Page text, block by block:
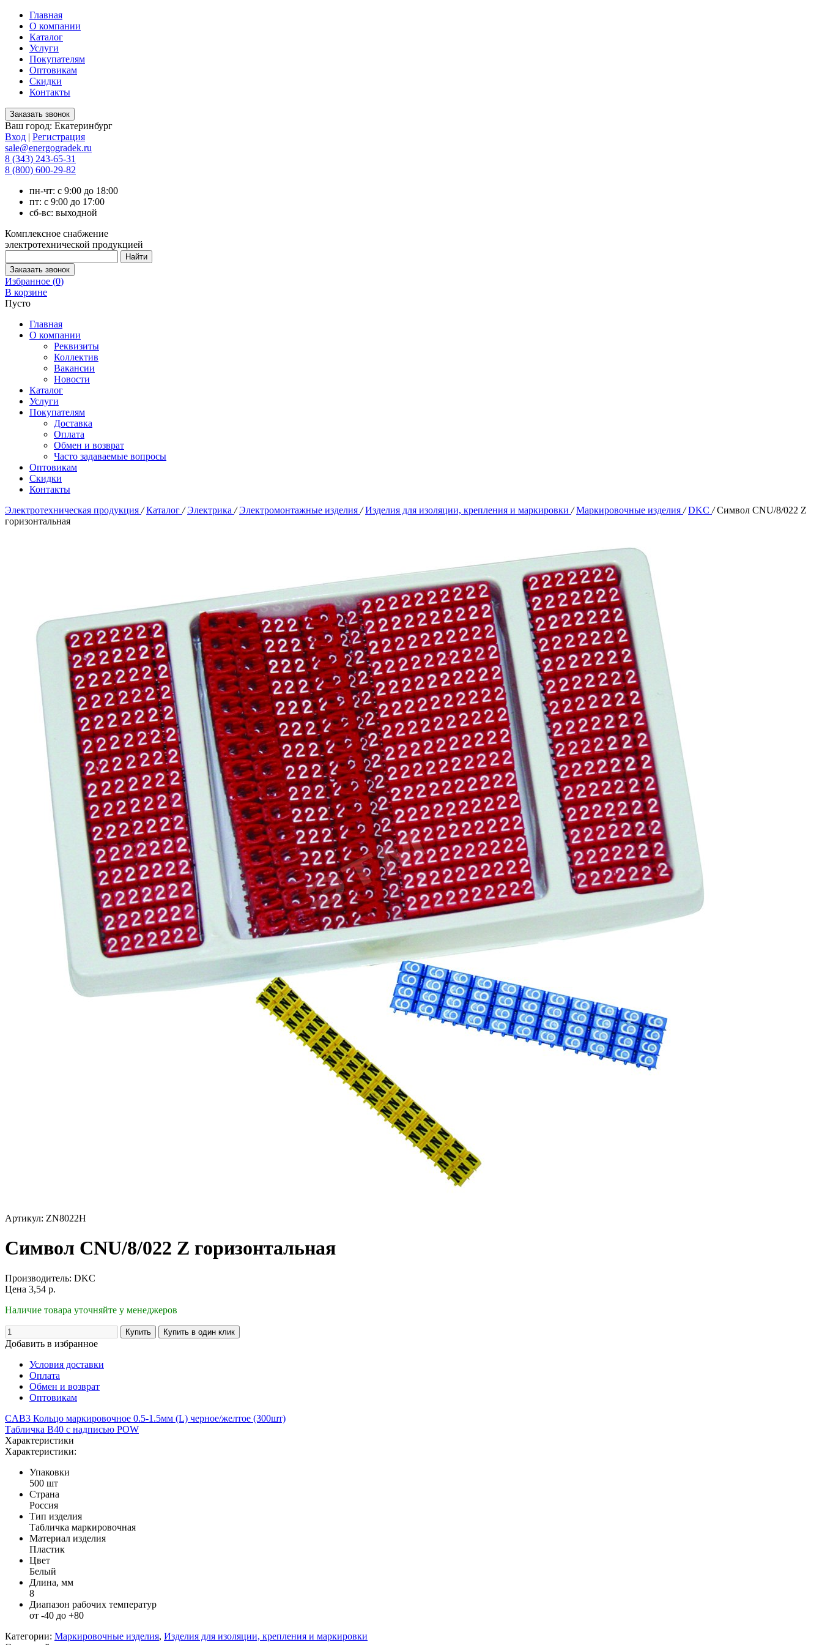
Главная
О компании
Каталог
Услуги
Покупателям
Оптовикам
Скидки
Контакты
Ваш город: Екатеринбург
Вход | Регистрация
sale@energogradek.ru
8 (343) 243-65-31
8 (800) 600-29-82
пн-чт: с 9:00 до 18:00
пт: с 9:00 до 17:00
сб-вс: выходной
Комплексное снабжение
электротехнической продукцией
Избранное (0)
В корзине
Пусто
Главная
О компании
Реквизиты
Коллектив
Вакансии
Новости
Каталог
Услуги
Покупателям
Доставка
Оплата
Обмен и возврат
Часто задаваемые вопросы
Оптовикам
Скидки
Контакты
Электротехническая продукция / Каталог / Электрика / Электромонтажные изделия / Изделия для изоляции, крепления и маркировки / Маркировочные изделия / DKC / Символ CNU/8/022 Z
горизонтальная
Артикул: ZN8022H
Символ CNU/8/022 Z горизонтальная
Производитель: DKC
Цена 3,54 р.
Наличие товара уточняйте у менеджеров
Добавить в избранное
Условия доставки
Оплата
Обмен и возврат
Оптовикам
CAB3 Кольцо маркировочное 0.5-1.5мм (L) черное/желтое (300шт)
Табличка B40 с надписью POW
Характеристики
Характеристики:
Упаковки
500 шт
Страна
Россия
Тип изделия
Табличка маркировочная
Материал изделия
Пластик
Цвет
Белый
Длина, мм
8
Диапазон рабочих температур
от -40 до +80
Категории: Маркировочные изделия, Изделия для изоляции, крепления и маркировки